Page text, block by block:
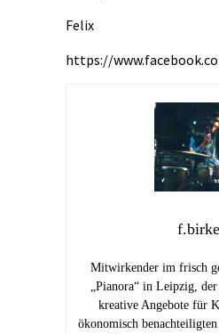
Felix
https://
f.birke
Mitwirkender im frisch
„Pianora“ in Leipzig,
kreative Angebote für
ökonomisch